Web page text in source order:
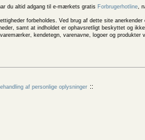
du altid adgang til e-mærkets gratis Forbrugerhotline,
forbeholdes. Ved brug af dette site
samt at indholdet er ophavsretligt beskyttet og
kendetegn, varenavne, logoer og
af personlige oplysninger